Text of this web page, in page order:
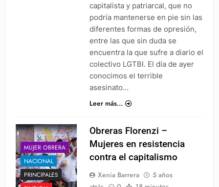
capitalista y patriarcal, que no
podría mantenerse en pie sin las
diferentes formas de opresión,
entre las que sin duda se
encuentra la que sufre a diario el
colectivo LGTBI. El día de ayer
conocimos el terrible
asesinato…
Leer más...
MUJER OBRERA
NACIONAL
PRINCIPALES
Obreras Florenzi –
Mujeres en resistencia
contra el capitalismo
Xenia Barrera
5 años